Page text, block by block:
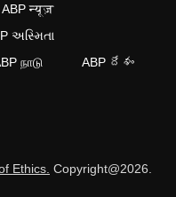
ABP न्यूज़
અસ્મિતા
நாடு ABP దేశం
Ethics. Copyright@2026.